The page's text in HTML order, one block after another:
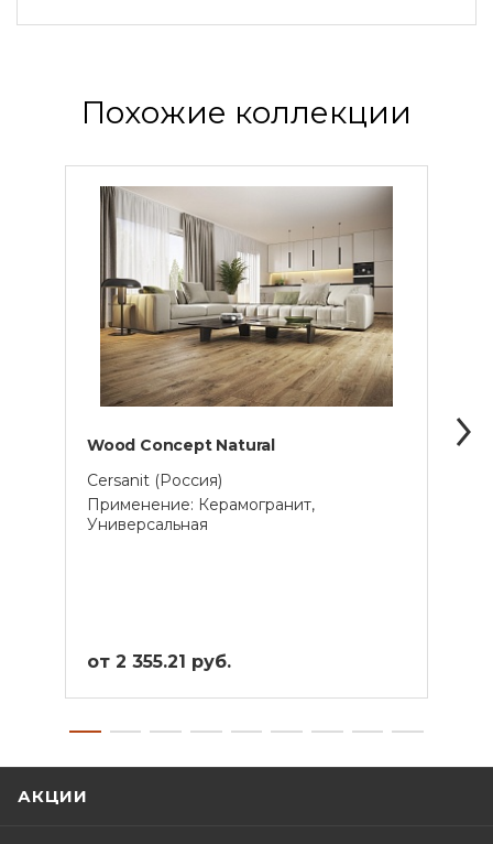
Похожие коллекции
Wood Concept Natural
Cersanit (Россия)
Применение: Керамогранит,
Универсальная
от 2 355.21 руб.
АКЦИИ